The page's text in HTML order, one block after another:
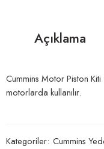
Açıklama
Cummins Motor Piston
motorlarda kullanılır.
Kategoriler: Cummins